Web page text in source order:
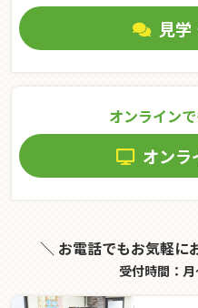
見学
オンライン
オンラ
＼ お電話でもお気軽に
受付時間：